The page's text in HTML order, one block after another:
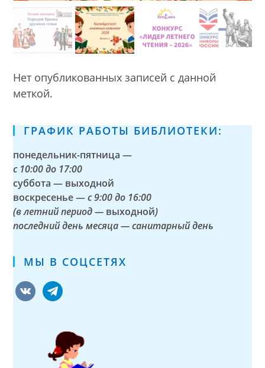
Нет опубликованных записей с данной
меткой.
ГРАФИК РАБОТЫ БИБЛИОТЕКИ:
понедельник-пятница —
с 10:00 до 17:00
суббота — выходной
воскресенье —с 9:00 до 16:00
(в летний период — выходной)
последний день месяца — санитарный день
МЫ В СОЦСЕТЯХ
vkontaktetelegram